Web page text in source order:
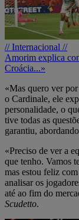
// Internacional //
Amorim explica
Croácia...»
«Mas quero ver
o Cardinale, ele
personalidade, o
tive todas as
garantiu,
«Preciso de ver a
que tenho. Vamos
mas estou feliz
analisar os
até ao fim do
Scudetto.